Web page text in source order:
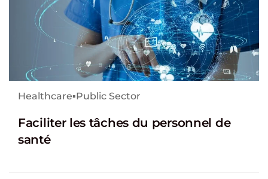
Healthcare▪Public Sector
Faciliter les tâches du personnel de
santé